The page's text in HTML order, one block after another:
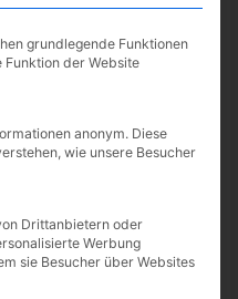
Trailer zur
dritte (und letzte) Staffel
Nachdem es […]
für die eine
grundlegende Funktionen
der Website
anonym. Diese
wie unsere Besucher
Drittanbietern oder
Werbung
sie Besucher über Websites